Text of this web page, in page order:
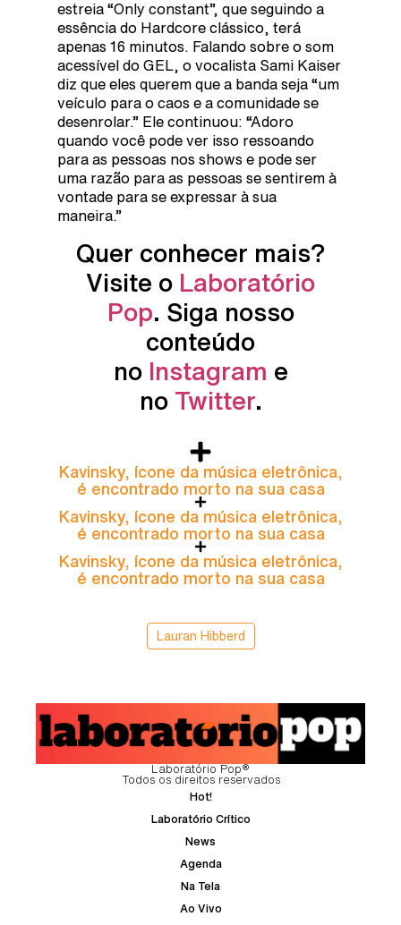
estreia “Only constant”, que seguindo a
essência do Hardcore clássico, terá
apenas 16 minutos. Falando sobre o som
acessível do GEL, o vocalista Sami Kaiser
diz que eles querem que a banda seja “um
veículo para o caos e a comunidade se
desenrolar.” Ele continuou: “Adoro
quando você pode ver isso ressoando
para as pessoas nos shows e pode ser
uma razão para as pessoas se sentirem à
vontade para se expressar à sua
maneira.”
Quer conhecer mais?
Visite o Laboratório
Pop. Siga nosso
conteúdo
no Instagram e
no Twitter.
Kavinsky, ícone da música eletrônica,
é encontrado morto na sua casa
Kavinsky, ícone da música eletrônica,
é encontrado morto na sua casa
Kavinsky, ícone da música eletrônica,
é encontrado morto na sua casa
Lauran Hibberd
Laboratório Pop®
Todos os direitos reservados
Hot!
Laboratório Crítico
News
Agenda
Na Tela
Ao Vivo